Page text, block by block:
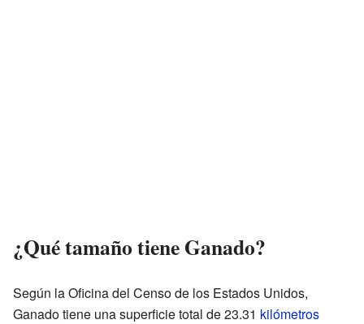
¿Qué tamaño tiene Ganado?
Según la Oficina del Censo de los Estados Unidos,
Ganado tiene una superficie total de 23.31 kilómetros